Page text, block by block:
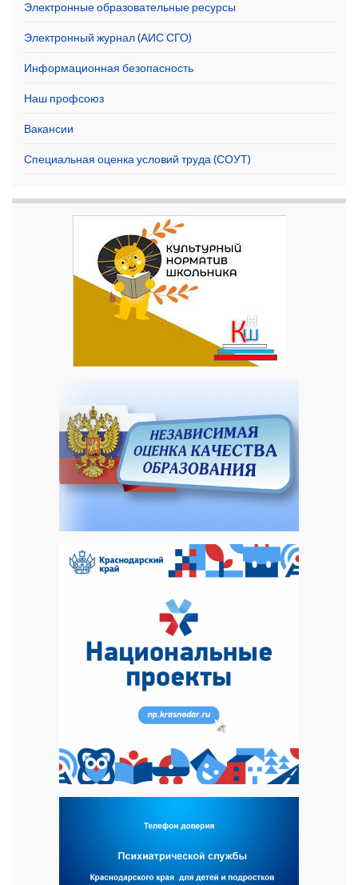
Электронные образовательные ресурсы
Электронный журнал (АИС СГО)
Информационная безопасность
Наш профсоюз
Вакансии
Специальная оценка условий труда (СОУТ)